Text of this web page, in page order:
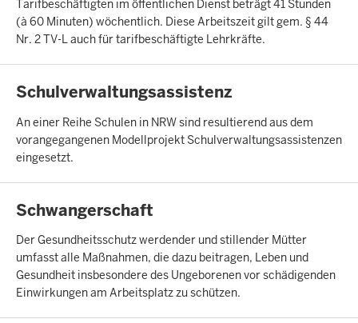
Tarifbeschäftigten im öffentlichen Dienst beträgt 41 Stunden
(à 60 Minuten) wöchentlich. Diese Arbeitszeit gilt gem. § 44
Nr. 2 TV-L auch für tarifbeschäftigte Lehrkräfte.
INHALTSSEITE
Schulverwaltungsassistenz
An einer Reihe Schulen in NRW sind resultierend aus dem
vorangegangenen Modellprojekt Schulverwaltungsassistenzen
eingesetzt.
INHALTSSEITE
Schwangerschaft
Der Gesundheitsschutz werdender und stillender Mütter
umfasst alle Maßnahmen, die dazu beitragen, Leben und
Gesundheit insbesondere des Ungeborenen vor schädigenden
Einwirkungen am Arbeitsplatz zu schützen.